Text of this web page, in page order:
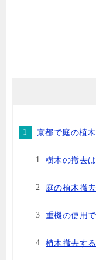
京都で庭の植
樹木の撤去
庭の植木撤
重機の使用
植木撤去す